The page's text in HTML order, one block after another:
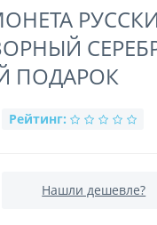
ПОДАРОК
Рейтинг:
Нашли дешевле?